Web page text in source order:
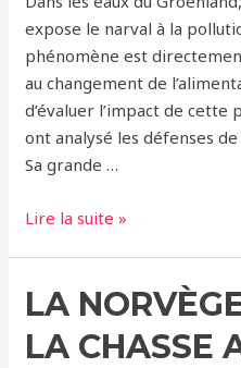
expose le narval à la
phénomène est
au changement de
d’évaluer l’impact de cette
ont analysé les défenses
Sa grande …
Le
expose
narval
Lire la suite »
LA
LA CHASSE